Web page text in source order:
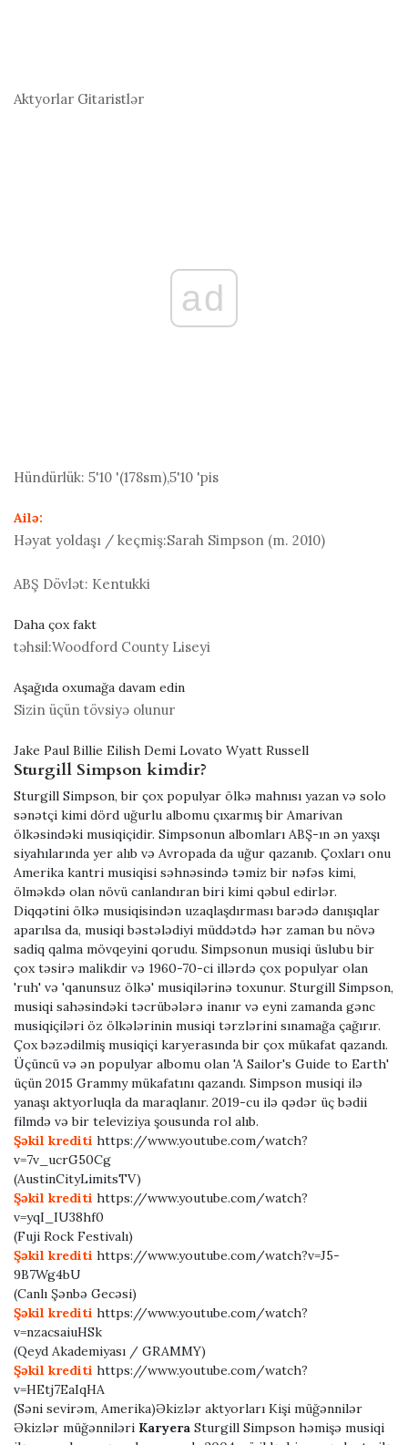
Aktyorlar Gitaristlər
ad
Hündürlük: 5'10 '(178sm),5'10 'pis
Ailə:
Həyat yoldaşı / keçmiş:Sarah Simpson (m. 2010)
ABŞ Dövlət: Kentukki
Daha çox fakt
təhsil:Woodford County Liseyi
Aşağıda oxumağa davam edin
Sizin üçün tövsiyə olunur
Jake Paul Billie Eilish Demi Lovato Wyatt Russell
Sturgill Simpson kimdir?
Sturgill Simpson, bir çox populyar ölkə mahnısı yazan və solo
sənətçi kimi dörd uğurlu albomu çıxarmış bir Amarivan
ölkəsindəki musiqiçidir. Simpsonun albomları ABŞ-ın ən yaxşı
siyahılarında yer alıb və Avropada da uğur qazanıb. Çoxları onu
Amerika kantri musiqisi səhnəsində təmiz bir nəfəs kimi,
ölməkdə olan növü canlandıran biri kimi qəbul edirlər.
Diqqətini ölkə musiqisindən uzaqlaşdırması barədə danışıqlar
aparılsa da, musiqi bəstələdiyi müddətdə hər zaman bu növə
sadiq qalma mövqeyini qorudu. Simpsonun musiqi üslubu bir
çox təsirə malikdir və 1960-70-ci illərdə çox populyar olan
'ruh' və 'qanunsuz ölkə' musiqilərinə toxunur. Sturgill Simpson,
musiqi sahəsindəki təcrübələrə inanır və eyni zamanda gənc
musiqiçiləri öz ölkələrinin musiqi tərzlərini sınamağa çağırır.
Çox bəzədilmiş musiqiçi karyerasında bir çox mükafat qazandı.
Üçüncü və ən populyar albomu olan 'A Sailor's Guide to Earth'
üçün 2015 Grammy mükafatını qazandı. Simpson musiqi ilə
yanaşı aktyorluqla da maraqlanır. 2019-cu ilə qədər üç bədii
filmdə və bir televiziya şousunda rol alıb.
Şəkil krediti https://www.youtube.com/watch?
v=7v_ucrG50Cg
(AustinCityLimitsTV)
Şəkil krediti https://www.youtube.com/watch?
v=yqI_IU38hf0
(Fuji Rock Festivalı)
Şəkil krediti https://www.youtube.com/watch?v=J5-
9B7Wg4bU
(Canlı Şənbə Gecəsi)
Şəkil krediti https://www.youtube.com/watch?
v=nzacsaiuHSk
(Qeyd Akademiyası / GRAMMY)
Şəkil krediti https://www.youtube.com/watch?
v=HEtj7EaIqHA
(Səni sevirəm, Amerika)Əkizlər aktyorları Kişi müğənnilər
Əkizlər müğənniləri Karyera Sturgill Simpson həmişə musiqi